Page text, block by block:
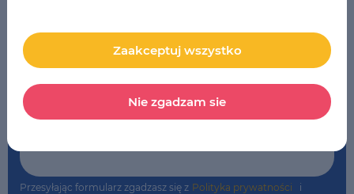
Komentarz
Przesyłając formularz zgadzasz się z Polityka prywatności i
Zaakceptuj wszystko
Nie zgadzam sie